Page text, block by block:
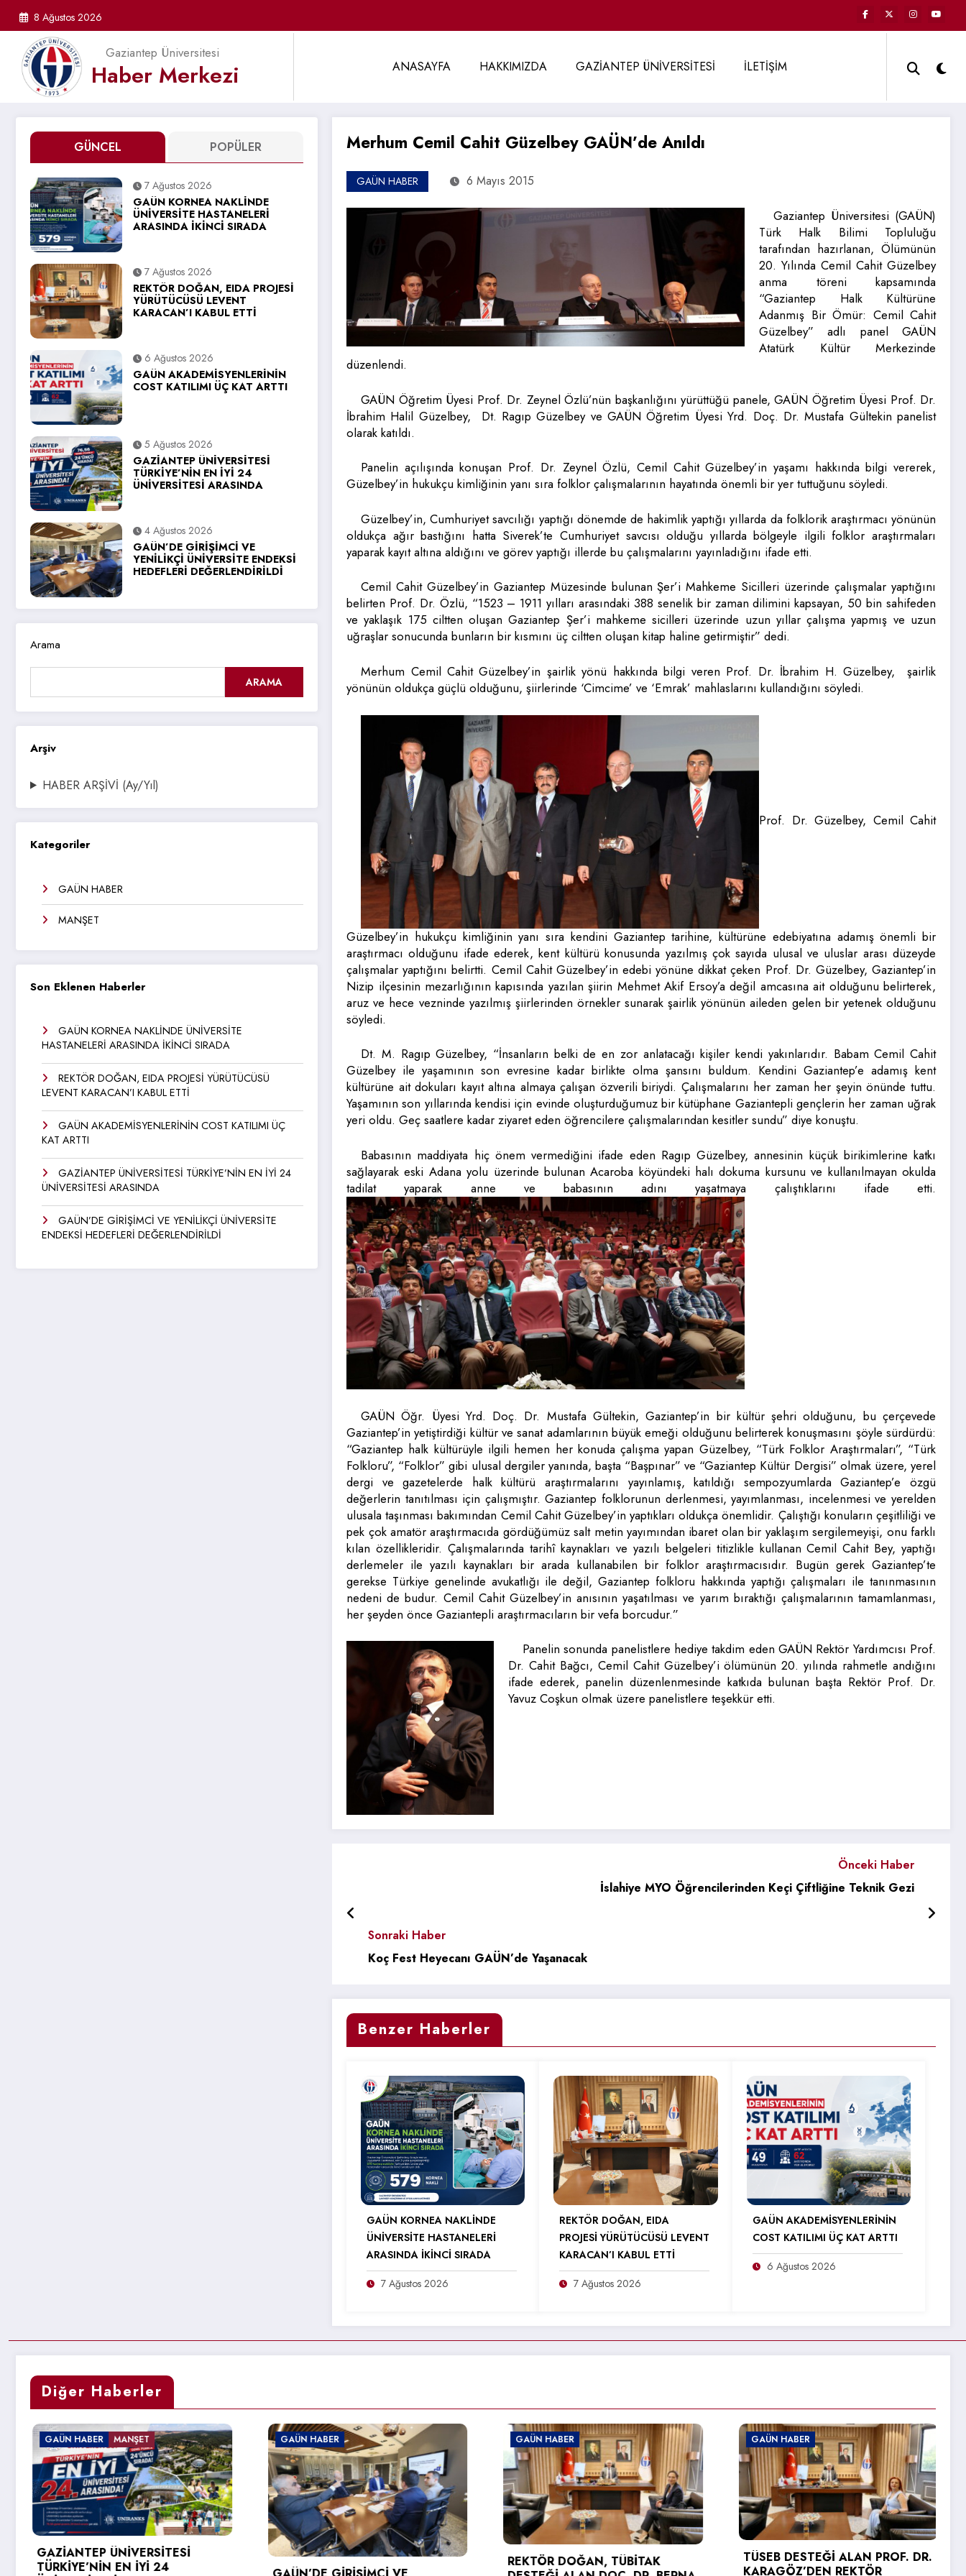
8 Ağustos 2026
Gaziantep Üniversitesi
Haber Merkezi ANASAYFA HAKKIMIZDA GAZİANTEP ÜNİVERSİTESİ İLETİŞİM
GÜNCEL POPÜLER
7 Ağustos 2026
GAÜN KORNEA NAKLİNDE
ÜNİVERSİTE HASTANELERİ
ARASINDA İKİNCİ SIRADA
7 Ağustos 2026
REKTÖR DOĞAN, EIDA PROJESİ
YÜRÜTÜCÜSÜ LEVENT
KARACAN’I KABUL ETTİ
6 Ağustos 2026
GAÜN AKADEMİSYENLERİNİN
COST KATILIMI ÜÇ KAT ARTTI
5 Ağustos 2026
GAZİANTEP ÜNİVERSİTESİ
TÜRKİYE’NİN EN İYİ 24
ÜNİVERSİTESİ ARASINDA
4 Ağustos 2026
GAÜN’DE GİRİŞİMCİ VE
YENİLİKÇİ ÜNİVERSİTE ENDEKSİ
HEDEFLERİ DEĞERLENDİRİLDİ
Arama
ARAMA
Arşiv
HABER ARŞİVİ (Ay/Yıl)
Kategoriler
GAÜN HABER
MANŞET
Son Eklenen Haberler
GAÜN KORNEA NAKLİNDE ÜNİVERSİTE
HASTANELERİ ARASINDA İKİNCİ SIRADA
REKTÖR DOĞAN, EIDA PROJESİ YÜRÜTÜCÜSÜ
LEVENT KARACAN’I KABUL ETTİ
GAÜN AKADEMİSYENLERİNİN COST KATILIMI ÜÇ
KAT ARTTI
GAZİANTEP ÜNİVERSİTESİ TÜRKİYE’NİN EN İYİ 24
ÜNİVERSİTESİ ARASINDA
GAÜN’DE GİRİŞİMCİ VE YENİLİKÇİ ÜNİVERSİTE
ENDEKSİ HEDEFLERİ DEĞERLENDİRİLDİ
Merhum Cemil Cahit Güzelbey GAÜN’de Anıldı
GAÜN HABER 6 Mayıs 2015
Gaziantep Üniversitesi (GAÜN)
Türk Halk Bilimi Topluluğu
tarafından hazırlanan, Ölümünün
20. Yılında Cemil Cahit Güzelbey
anma töreni kapsamında
“Gaziantep Halk Kültürüne
Adanmış Bir Ömür: Cemil Cahit
Güzelbey” adlı panel GAÜN
Atatürk Kültür Merkezinde
düzenlendi.
GAÜN Öğretim Üyesi Prof. Dr. Zeynel Özlü’nün başkanlığını yürüttüğü panele, GAÜN Öğretim Üyesi Prof. Dr.
İbrahim Halil Güzelbey, Dt. Ragıp Güzelbey ve GAÜN Öğretim Üyesi Yrd. Doç. Dr. Mustafa Gültekin panelist
olarak katıldı.
Panelin açılışında konuşan Prof. Dr. Zeynel Özlü, Cemil Cahit Güzelbey’in yaşamı hakkında bilgi vererek,
Güzelbey’in hukukçu kimliğinin yanı sıra folklor çalışmalarının hayatında önemli bir yer tuttuğunu söyledi.
Güzelbey’in, Cumhuriyet savcılığı yaptığı dönemde de hakimlik yaptığı yıllarda da folklorik araştırmacı yönünün
oldukça ağır bastığını hatta Siverek’te Cumhuriyet savcısı olduğu yıllarda bölgeyle ilgili folklor araştırmaları
yaparak kayıt altına aldığını ve görev yaptığı illerde bu çalışmalarını yayınladığını ifade etti.
Cemil Cahit Güzelbey’in Gaziantep Müzesinde bulunan Şer’i Mahkeme Sicilleri üzerinde çalışmalar yaptığını
belirten Prof. Dr. Özlü, “1523 – 1911 yılları arasındaki 388 senelik bir zaman dilimini kapsayan, 50 bin sahifeden
ve yaklaşık 175 ciltten oluşan Gaziantep Şer’i mahkeme sicilleri üzerinde uzun yıllar çalışma yapmış ve uzun
uğraşlar sonucunda bunların bir kısmını üç ciltten oluşan kitap haline getirmiştir” dedi.
Merhum Cemil Cahit Güzelbey’in şairlik yönü hakkında bilgi veren Prof. Dr. İbrahim H. Güzelbey, şairlik
yönünün oldukça güçlü olduğunu, şiirlerinde ‘Cimcime’ ve ‘Emrak’ mahlaslarını kullandığını söyledi.
Prof. Dr. Güzelbey, Cemil Cahit
Güzelbey’in hukukçu kimliğinin yanı sıra kendini Gaziantep tarihine, kültürüne edebiyatına adamış önemli bir
araştırmacı olduğunu ifade ederek, kent kültürü konusunda yazılmış çok sayıda ulusal ve uluslar arası düzeyde
çalışmalar yaptığını belirtti. Cemil Cahit Güzelbey’in edebi yönüne dikkat çeken Prof. Dr. Güzelbey, Gaziantep’in
Nizip ilçesinin mezarlığının kapısında yazılan şiirin Mehmet Akif Ersoy’a değil amcasına ait olduğunu belirterek,
aruz ve hece vezninde yazılmış şiirlerinden örnekler sunarak şairlik yönünün aileden gelen bir yetenek olduğunu
söyledi.
Dt. M. Ragıp Güzelbey, “İnsanların belki de en zor anlatacağı kişiler kendi yakınlarıdır. Babam Cemil Cahit
Güzelbey ile yaşamının son evresine kadar birlikte olma şansını buldum. Kendini Gaziantep’e adamış kent
kültürüne ait dokuları kayıt altına almaya çalışan özverili biriydi. Çalışmalarını her zaman her şeyin önünde tuttu.
Yaşamının son yıllarında kendisi için evinde oluşturduğumuz bir kütüphane Gaziantepli gençlerin her zaman uğrak
yeri oldu. Geç saatlere kadar ziyaret eden öğrencilere çalışmalarından kesitler sundu” diye konuştu.
Babasının maddiyata hiç önem vermediğini ifade eden Ragıp Güzelbey, annesinin küçük birikimlerine katkı
sağlayarak eski Adana yolu üzerinde bulunan Acaroba köyündeki halı dokuma kursunu ve kullanılmayan okulda
tadilat yaparak anne ve babasının adını yaşatmaya çalıştıklarını ifade etti.
GAÜN Öğr. Üyesi Yrd. Doç. Dr. Mustafa Gültekin, Gaziantep’in bir kültür şehri olduğunu, bu çerçevede
Gaziantep’in yetiştirdiği kültür ve sanat adamlarının büyük emeği olduğunu belirterek konuşmasını şöyle sürdürdü:
“Gaziantep halk kültürüyle ilgili hemen her konuda çalışma yapan Güzelbey, “Türk Folklor Araştırmaları”, “Türk
Folkloru”, “Folklor” gibi ulusal dergiler yanında, başta “Başpınar” ve “Gaziantep Kültür Dergisi” olmak üzere, yerel
dergi ve gazetelerde halk kültürü araştırmalarını yayınlamış, katıldığı sempozyumlarda Gaziantep’e özgü
değerlerin tanıtılması için çalışmıştır. Gaziantep folklorunun derlenmesi, yayımlanması, incelenmesi ve yerelden
ulusala taşınması bakımından Cemil Cahit Güzelbey’in yaptıkları oldukça önemlidir. Çalıştığı konuların çeşitliliği ve
pek çok amatör araştırmacıda gördüğümüz salt metin yayımından ibaret olan bir yaklaşım sergilemeyişi, onu farklı
kılan özellikleridir. Çalışmalarında tarihî kaynakları ve yazılı belgeleri titizlikle kullanan Cemil Cahit Bey, yaptığı
derlemeler ile yazılı kaynakları bir arada kullanabilen bir folklor araştırmacısıdır. Bugün gerek Gaziantep’te
gerekse Türkiye genelinde avukatlığı ile değil, Gaziantep folkloru hakkında yaptığı çalışmaları ile tanınmasının
nedeni de budur. Cemil Cahit Güzelbey’in anısının yaşatılması ve yarım bıraktığı çalışmalarının tamamlanması,
her şeyden önce Gaziantepli araştırmacıların bir vefa borcudur.”
Panelin sonunda panelistlere hediye takdim eden GAÜN Rektör Yardımcısı Prof.
Dr. Cahit Bağcı, Cemil Cahit Güzelbey’i ölümünün 20. yılında rahmetle andığını
ifade ederek, panelin düzenlenmesinde katkıda bulunan başta Rektör Prof. Dr.
Yavuz Coşkun olmak üzere panelistlere teşekkür etti.
Önceki Haber
İslahiye MYO Öğrencilerinden Keçi Çiftliğine Teknik Gezi
Sonraki Haber
Koç Fest Heyecanı GAÜN’de Yaşanacak
Benzer Haberler
GAÜN KORNEA NAKLİNDE
ÜNİVERSİTE HASTANELERİ
ARASINDA İKİNCİ SIRADA
7 Ağustos 2026
REKTÖR DOĞAN, EIDA
PROJESİ YÜRÜTÜCÜSÜ LEVENT
KARACAN’I KABUL ETTİ
7 Ağustos 2026
GAÜN AKADEMİSYENLERİNİN
COST KATILIMI ÜÇ KAT ARTTI
6 Ağustos 2026
Diğer Haberler
GAÜN HABER GAÜN HABER
REKTÖR DOĞAN, TÜBİTAK
GAÜN HABER
TÜSEB DESTEĞİ ALAN PROF. DR.
KARAGÖZ’DEN REKTÖR
GAÜN HABER